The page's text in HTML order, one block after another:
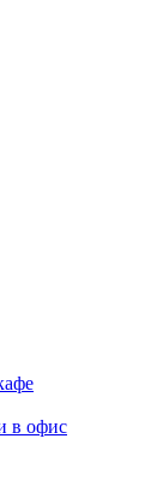
в офис